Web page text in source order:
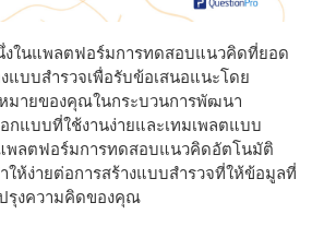
งในแพลตฟอร์มการทดสอบแนวคิดที่ยอด
แบบสํารวจเพื่อรับข้อเสนอแนะโดย
หมายของคุณในกระบวนการพัฒนา
แบบที่ใช้งานง่ายและเทมเพลตแบบ
พลตฟอร์มการทดสอบแนวคิดอัตโนมัติ
ให้ง่ายต่อการสร้างแบบสํารวจที่ให้ข้อมูลที่
รุงความคิดของคุณ